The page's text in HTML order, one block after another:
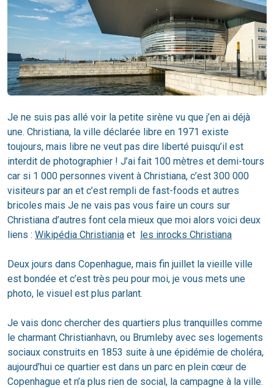
Je ne suis pas allé voir la petite sirène vu que j’en ai déjà
une. Christiana, la ville déclarée libre en 1971 existe
toujours, mais libre ne veut pas dire liberté puisqu’il est
interdit de photographier ! J’ai fait 100 mètres et demi-tours
car si 1 000 personnes vivent à Christiana, c’est 300 000
visiteurs par an et c’est rempli de fast-foods et autres
bricoles mais Je ne vais pas vous faire un cours sur
Christiana d’autres font cela mieux que moi alors voici deux
liens : Wikipédia Christiania et les inrocks Christiana
Deux jours dans Copenhague, mais fin juillet la vieille ville
est bondée et c’est très peu pour moi, je vous mets une
photo, le visuel est plus parlant.
Je vais donc chercher des quartiers plus tranquilles comme
le charmant Christianhavn, ou Brumleby avec ses logements
sociaux construits en 1853 suite à une épidémie de choléra,
aujourd’hui ce quartier est dans un parc en plein cœur de
Copenhague et n’a plus rien de social, la campagne à la ville.